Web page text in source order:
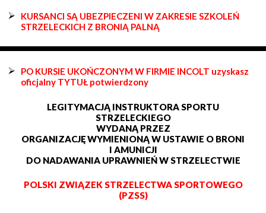
KURSANCI SĄ UBEZPIECZENI W ZAKRESIE SZKOLEŃ
STRZELECKICH Z BRONIĄ PALNĄ
PO KURSIE UKOŃCZONYM W FIRMIE INCOLT uzyskasz
oficjalny TYTUŁ potwierdzony
LEGITYMACJĄ INSTRUKTORA SPORTU
STRZELECKIEGO
WYDANĄ PRZEZ
ORGANIZACJĘ WYMIENIONĄ W USTAWIE O BRONI
I AMUNICJI
DO NADAWANIA UPRAWNIEŃ W STRZELECTWIE
POLSKI ZWIĄZEK STRZELECTWA SPORTOWEGO
(PZSS)